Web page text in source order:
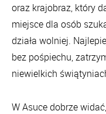
oraz krajobraz, który
miejsce dla osób
działa wolniej.
bez pośpiechu,
niewielkich
W Asuce dobrze